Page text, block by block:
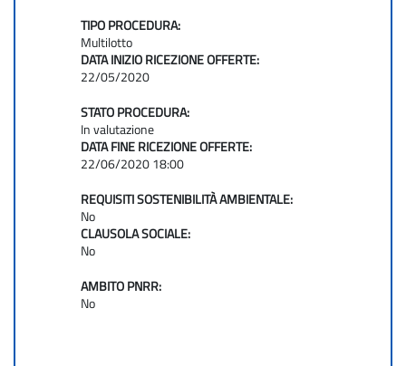
TIPO PROCEDURA:
Multilotto
DATA INIZIO RICEZIONE OFFERTE:
22/05/2020
STATO PROCEDURA:
In valutazione
DATA FINE RICEZIONE OFFERTE:
22/06/2020 18:00
REQUISITI SOSTENIBILITÀ AMBIENTALE:
No
CLAUSOLA SOCIALE:
No
AMBITO PNRR:
No